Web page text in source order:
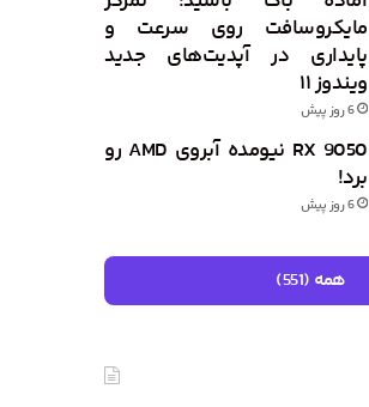
مایکروسافت روی سرعت و
پایداری در آپدیت‌های جدید
ویندوز ۱۱
6 روز پیش
RX 9050 نیومده آبروی AMD رو
برد!
6 روز پیش
همه (551)